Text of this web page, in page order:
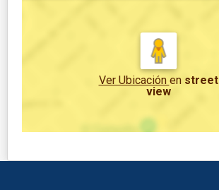
Ver Ubicación en street
view